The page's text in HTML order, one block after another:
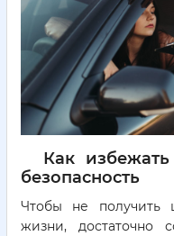
Как
безопасность
Чтобы не получить
жизни, достаточно